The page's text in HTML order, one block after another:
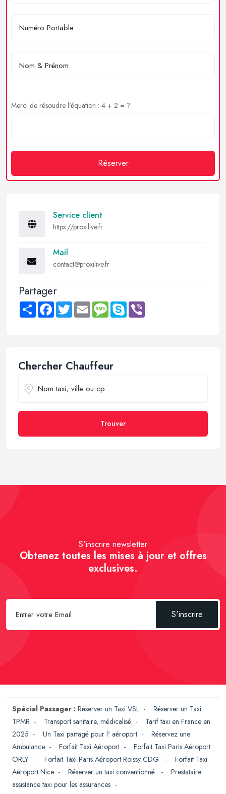
Merci de résoudre l'équation : 4 + 2 = ?
Réserver
Service client
https://proxilive.fr
Mail
contact@proxilive.fr
Partager
Share FacebookTwitter Email MessageSkype
Chercher Chauffeur
Trouver
S'inscrire newsletter
Obtenez toutes les mises à jour et offres
exclusives.
S'inscrire
Spécial Passager : Réserver un Taxi VSL - Réserver un Taxi
TPMR - Transport sanitaire, médicalisé - Tarif taxi en France en
2025 - Un Taxi partagé pour l' aéroport - Réservez une
Ambulance - Forfait Taxi Aéroport - Forfait Taxi Paris Aéroport
ORLY
- Forfait Taxi Paris Aéroport Roissy CDG - Forfait Taxi
Aéroport Nice - Réserver un taxi conventionné - Prestataire
assistance taxi pour les assurances -